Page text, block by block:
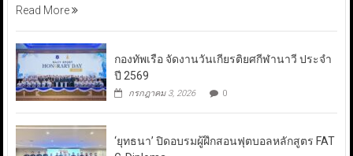
Read More
กองทัพเรือ จัดงานวันเกียรติยศกีฬานาวี ประจำ
ปี 2569
กรกฎาคม 3, 2026 0
‘ยุทธนา’ ปิดอบรมผู้ฝึกสอนฟุตบอลหลักสูตร FAT